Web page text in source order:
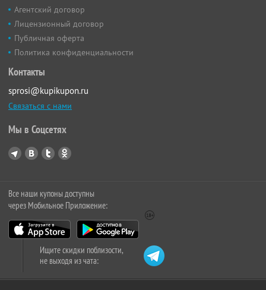
Агентский договор
Лицензионный договор
Публичная оферта
Политика конфиденциальности
Контакты
sprosi@kupikupon.ru
Связаться с нами
Мы в Соцсетях
Все наши купоны доступны
через Мобильное Приложение:
Ищите скидки поблизости,
не выходя из чата: